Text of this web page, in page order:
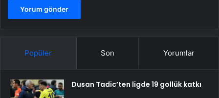
Popüler Son Yorumlar
Dusan Tadic’ten ligde 19 gollük katkı